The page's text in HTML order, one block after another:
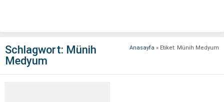
Anasayfa » Etiket: Münih Medyum
Schlagwort: Münih
Medyum